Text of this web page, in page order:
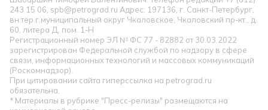
243 15 06, spb@petrograd.ru Адрес: 197136, г. Санкт-Петербург,
вн.тер.г.муниципальный округ Чкаловское, Чкаловский пр-кт., д.
60, литера Д, пом. 1-Н
Регистрационный номер ЭЛ № ФС 77 - 82882 от 30.03.2022
зарегистрирован Федеральной службой по надзору в сфере
связи, информационных технологий и массовых коммуникаций
(Роскомнадзор).
При цитировании сайта гиперссылка на petrograd.ru
обязательна.
* Материалы в рубрике "Пресс-релизы" размещаются на